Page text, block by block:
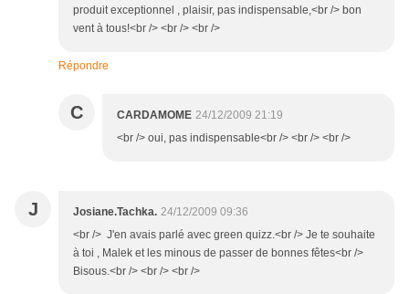
produit exceptionnel , plaisir, pas indispensable,<br /> bon
vent à tous!<br /> <br /> <br />
Répondre
C CARDAMOME 24/12/2009 21:19
<br /> oui, pas indispensable<br /> <br /> <br />
J Josiane.Tachka. 24/12/2009 09:36
<br /> J'en avais parlé avec green quizz.<br /> Je te souhaite
à toi , Malek et les minous de passer de bonnes fêtes<br />
Bisous.<br /> <br /> <br />